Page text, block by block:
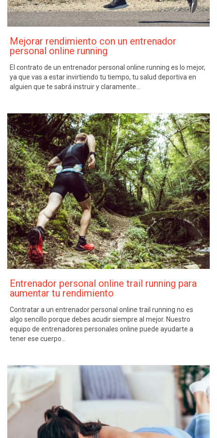
Mejorar rendimiento con un entrenador
personal online running
El contrato de un entrenador personal online running es lo mejor,
ya que vas a estar invirtiendo tu tiempo, tu salud deportiva en
alguien que te sabrá instruir y claramente…
Entrenador personal online trail running para
aumentar tu rendimiento
Contratar a un entrenador personal online trail running no es
algo sencillo porque debes acudir siempre al mejor. Nuestro
equipo de entrenadores personales online puede ayudarte a
tener ese cuerpo…